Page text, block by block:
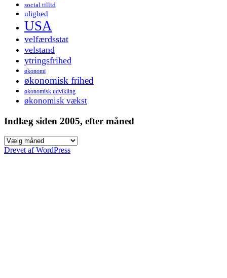
social tillid
ulighed
USA
velfærdsstat
velstand
ytringsfrihed
økonomi
økonomisk frihed
økonomisk udvikling
økonomisk vækst
Indlæg siden 2005, efter måned
Indlæg
siden
Drevet af WordPress